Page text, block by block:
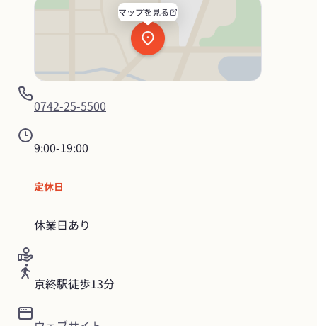
マップを見る
0742-25-5500
9:00-19:00
定休日
休業日あり
京終駅徒歩13分